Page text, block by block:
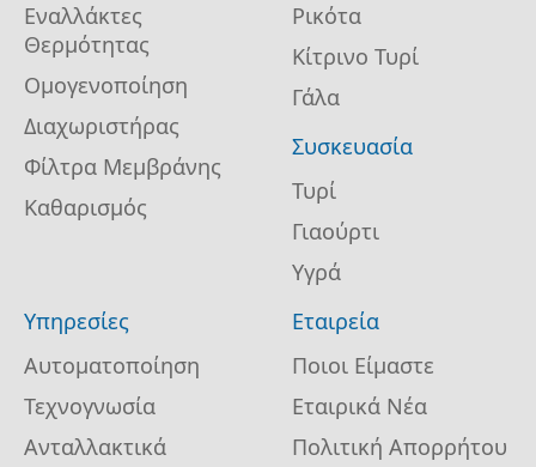
Εναλλάκτες
Θερμότητας
Ομογενοποίηση
Διαχωριστήρας
Φίλτρα Μεμβράνης
Καθαρισμός
Ρικότα
Κίτρινο Τυρί
Γάλα
Συσκευασία
Τυρί
Γιαούρτι
Υγρά
Υπηρεσίες
Αυτοματοποίηση
Τεχνογνωσία
Ανταλλακτικά
Εταιρεία
Ποιοι Είμαστε
Εταιρικά Νέα
Πολιτική Απορρήτου